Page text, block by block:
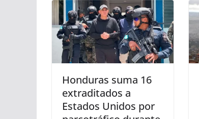
Honduras suma 16
extraditados a
Estados Unidos por